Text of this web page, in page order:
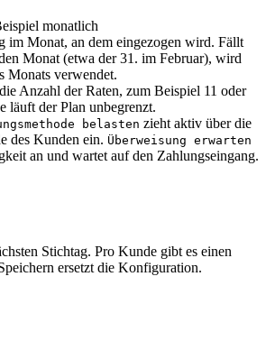
monatlich
im Monat, an dem eingezogen wird. Fällt
Monat (etwa der 31. im Februar), wird
Monats verwendet.
Anzahl der Raten, zum Beispiel 11 oder
läuft der Plan unbegrenzt.
belasten zieht aktiv über die
des Kunden ein. Überweisung erwarten
an und wartet auf den Zahlungseingang.
Stichtag. Pro Kunde gibt es einen
ersetzt die Konfiguration.